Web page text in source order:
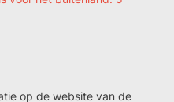
op de website van de